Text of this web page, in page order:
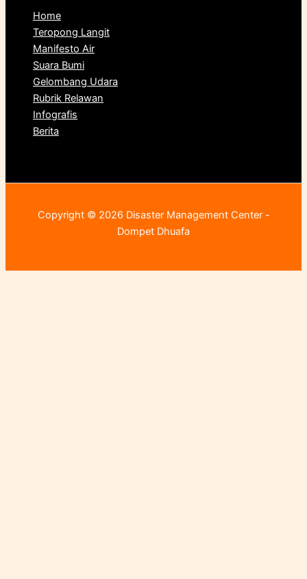
Home
Teropong Langit
Manifesto Air
Suara Bumi
Gelombang Udara
Rubrik Relawan
Infografis
Berita
Copyright © 2026 Disaster Management Center -
Dompet Dhuafa